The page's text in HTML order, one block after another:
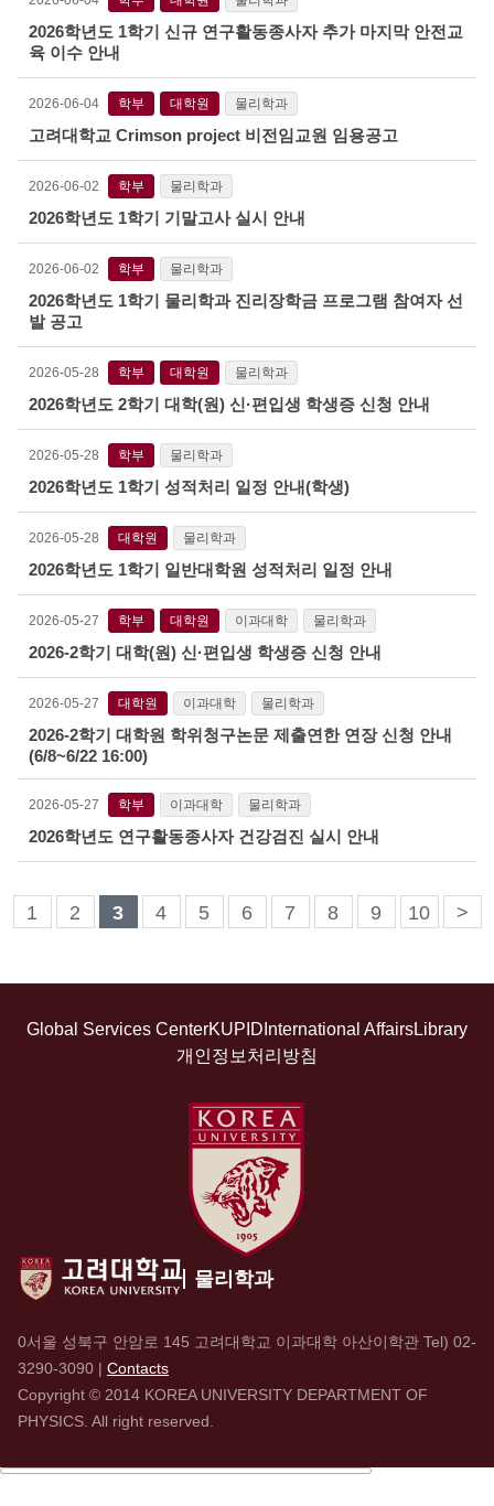
2026학년도 1학기 신규 연구활동종사자 추가 마지막 안전교
육 이수 안내
2026-06-04 학부 대학원 물리학과
고려대학교 Crimson project 비전임교원 임용공고
2026-06-02 학부 물리학과
2026학년도 1학기 기말고사 실시 안내
2026-06-02 학부 물리학과
2026학년도 1학기 물리학과 진리장학금 프로그램 참여자 선
발 공고
2026-05-28 학부 대학원 물리학과
2026학년도 2학기 대학(원) 신·편입생 학생증 신청 안내
2026-05-28 학부 물리학과
2026학년도 1학기 성적처리 일정 안내(학생)
2026-05-28 대학원 물리학과
2026학년도 1학기 일반대학원 성적처리 일정 안내
2026-05-27 학부 대학원 이과대학 물리학과
2026-2학기 대학(원) 신·편입생 학생증 신청 안내
2026-05-27 대학원 이과대학 물리학과
2026-2학기 대학원 학위청구논문 제출연한 연장 신청 안내
(6/8~6/22 16:00)
2026-05-27 학부 이과대학 물리학과
2026학년도 연구활동종사자 건강검진 실시 안내
1 2 3 4 5 6 7 8 9 10 >
Global Services CenterKUPID International AffairsLibrary
개인정보처리방침
물리학과
0서울 성북구 안암로 145 고려대학교 이과대학 아산이학관 Tel) 02-
3290-3090 | Contacts
Copyright © 2014 KOREA UNIVERSITY DEPARTMENT OF
PHYSICS. All right reserved.